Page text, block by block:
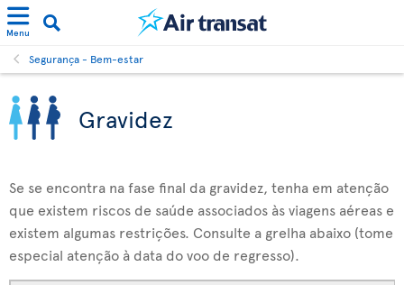
Menu
Segurança - Bem-estar
Gravidez
Se se encontra na fase final da gravidez, tenha em atenção
que existem riscos de saúde associados às viagens aéreas e
existem algumas restrições. Consulte a grelha abaixo (tome
especial atenção à data do voo de regresso).